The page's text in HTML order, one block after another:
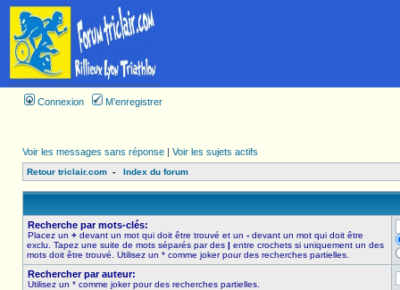
Connexion M’enregistrer
Voir les messages sans réponse | Voir les sujets actifs
Retour triclair.com - Index du forum
Recherche par mots-clés:
Placez un + devant un mot qui doit être trouvé et un - devant un mot qui doit être
exclu. Tapez une suite de mots séparés par des | entre crochets si uniquement un des
mots doit être trouvé. Utilisez un * comme joker pour des recherches partielles.
Rechercher par auteur:
Utilisez un * comme joker pour des recherches partielles.